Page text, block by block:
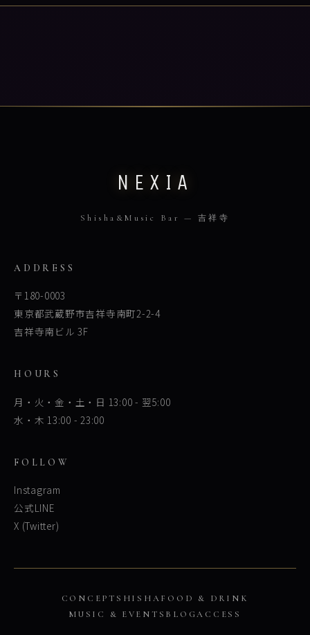
NEXIA
Shisha&Music Bar — 吉祥寺
ADDRESS
〒180-0003
東京都武蔵野市吉祥寺南町2-2-4
吉祥寺南ビル 3F
HOURS
月・火・金・土・日 13:00 - 翌5:00
水・木 13:00 - 23:00
FOLLOW
Instagram
公式LINE
X (Twitter)
CONCEPT SHISHAFOOD & DRINK
MUSIC & EVENTS BLOGACCESS